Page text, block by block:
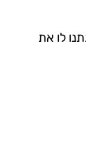
לו את